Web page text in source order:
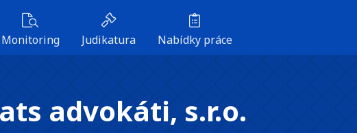
Monitoring Judikatura Nabídky práce
advokáti, s.r.o.